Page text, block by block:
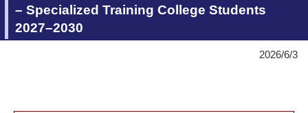
– Specialized Training College Students
2027–2030
2026/6/3